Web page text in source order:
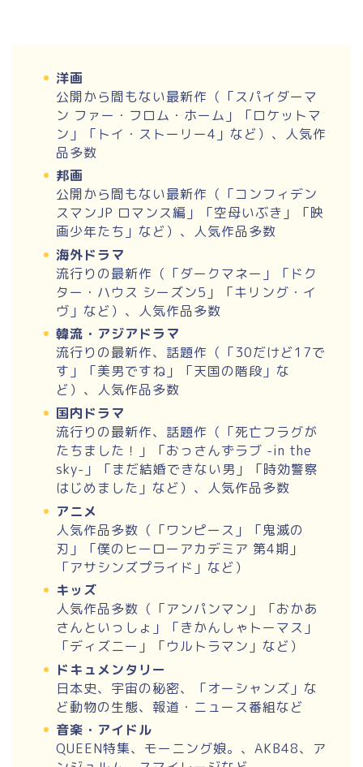
洋画
公開から間もない最新作（「スパイダーマ
ン ファー・フロム・ホーム」「ロケットマ
ン」「トイ・ストーリー4」など）、人気作
品多数
邦画
公開から間もない最新作（「コンフィデン
スマンJP ロマンス編」「空母いぶき」「映
画少年たち」など）、人気作品多数
海外ドラマ
流行りの最新作（「ダークマネー」「ドク
ター・ハウス シーズン5」「キリング・イ
ヴ」など）、人気作品多数
韓流・アジアドラマ
流行りの最新作、話題作（「30だけど17で
す」「美男ですね」「天国の階段」な
ど）、人気作品多数
国内ドラマ
流行りの最新作、話題作（「死亡フラグが
たちました！」「おっさんずラブ -in the
sky-」「まだ結婚できない男」「時効警察
はじめました」など）、人気作品多数
アニメ
人気作品多数（「ワンピース」「鬼滅の
刃」「僕のヒーローアカデミア 第4期」
「アサシンズプライド」など）
キッズ
人気作品多数（「アンパンマン」「おかあ
さんといっしょ」「きかんしゃトーマス」
「ディズニー」「ウルトラマン」など）
ドキュメンタリー
日本史、宇宙の秘密、「オーシャンズ」な
ど動物の生態、報道・ニュース番組など
音楽・アイドル
QUEEN特集、モーニング娘。、AKB48、ア